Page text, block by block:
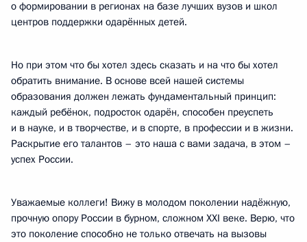
о формировании в регионах на базе лучших вузов и школ
центров поддержки одарённых детей.
Но при этом что бы хотел здесь сказать и на что бы хотел
обратить внимание. В основе всей нашей системы
образования должен лежать фундаментальный принцип:
каждый ребёнок, подросток одарён, способен преуспеть
и в науке, и в творчестве, и в спорте, в профессии и в жизни.
Раскрытие его талантов – это наша с вами задача, в этом –
успех России.
Уважаемые коллеги! Вижу в молодом поколении надёжную,
прочную опору России в бурном, сложном XXI веке. Верю, что
это поколение способно не только отвечать на вызовы